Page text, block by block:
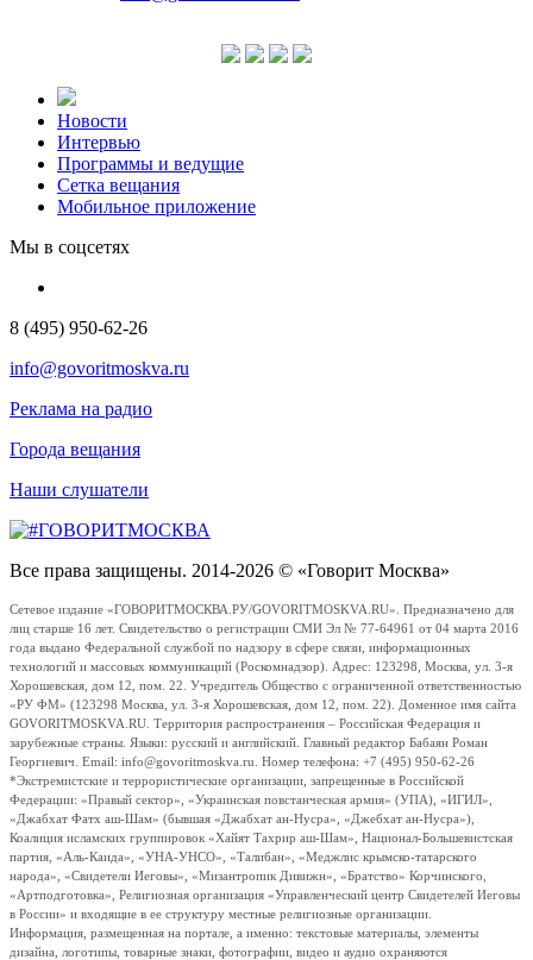
Новости
Интервью
Программы и ведущие
Сетка вещания
Мобильное приложение
Мы в соцсетях
8 (495) 950-62-26
info@govoritmoskva.ru
Реклама на радио
Города вещания
Наши слушатели
Все права защищены. 2014-2026 © «Говорит Москва»
Сетевое издание «ГОВОРИТМОСКВА.РУ/GOVORITMOSKVA.RU». Предназначено для
лиц старше 16 лет. Свидетельство о регистрации СМИ Эл № 77-64961 от 04 марта 2016
года выдано Федеральной службой по надзору в сфере связи, информационных
технологий и массовых коммуникаций (Роскомнадзор). Адрес: 123298, Москва, ул. 3-я
Хорошевская, дом 12, пом. 22. Учредитель Общество с ограниченной ответственностью
«РУ ФМ» (123298 Москва, ул. 3-я Хорошевская, дом 12, пом. 22). Доменное имя сайта
GOVORITMOSKVA.RU. Территория распространения – Российская Федерация и
зарубежные страны. Языки: русский и английский. Главный редактор Бабаян Роман
Георгиевич. Email: info@govoritmoskva.ru. Номер телефона: +7 (495) 950-62-26
*Экстремистские и террористические организации, запрещенные в Российской
Федерации: «Правый сектор», «Украинская повстанческая армия» (УПА), «ИГИЛ»,
«Джабхат Фатх аш-Шам» (бывшая «Джабхат ан-Нусра», «Джебхат ан-Нусра»),
Коалиция исламских группировок «Хайят Тахрир аш-Шам», Национал-Большевистская
партия, «Аль-Каида», «УНА-УНСО», «Талибан», «Меджлис крымско-татарского
народа», «Свидетели Иеговы», «Мизантропик Дивижн», «Братство» Корчинского,
«Артподготовка», Религиозная организация «Управленческий центр Свидетелей Иеговы
в России» и входящие в ее структуру местные религиозные организации.
Информация, размещенная на портале, а именно: текстовые материалы, элементы
дизайна, логотипы, товарные знаки, фотографии, видео и аудио охраняются